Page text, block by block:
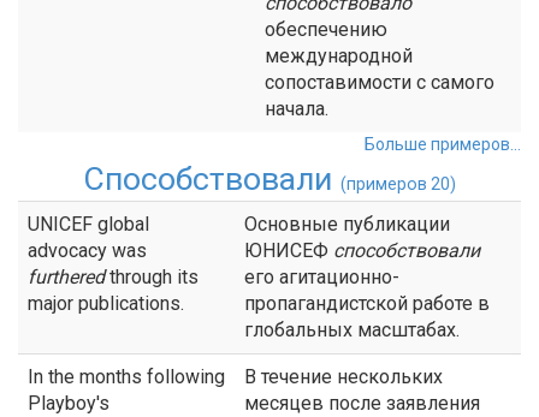
обеспечению
международной
сопоставимости с самого
начала.
Больше примеров...
Способствовали (примеров 20)
UNICEF global
advocacy was
furtheredthrough its
major publications.
Основные публикации
ЮНИСЕФ способствовали
его агитационно-
пропагандистской работе в
глобальных масштабах.
In the months following
Playboy's
В течение нескольких
месяцев после заявления